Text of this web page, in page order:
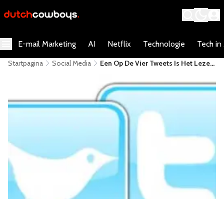
E-mail Marketing AI Netflix Technologie Tech in
Startpagina Social Media
Een Op De Vier Tweets Is Het Lezen